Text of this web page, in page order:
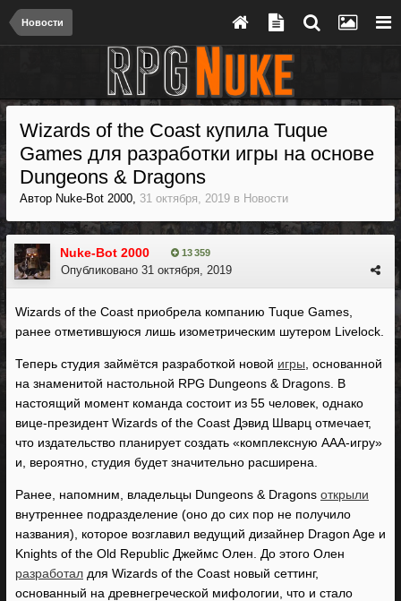
Новости
Wizards of the Coast купила Tuque
Games для разработки игры на основе
Dungeons & Dragons
Автор Nuke-Bot 2000, 31 октября, 2019 в Новости
Nuke-Bot 2000 13 359
Опубликовано 31 октября, 2019
Wizards of the Coast приобрела компанию Tuque Games,
ранее отметившуюся лишь изометрическим шутером Livelock.
Теперь студия займётся разработкой новой игры , основанной
на знаменитой настольной RPG Dungeons & Dragons. В
настоящий момент команда состоит из 55 человек, однако
вице-президент Wizards of the Coast Дэвид Шварц отмечает,
что издательство планирует создать «комплексную AAA-игру»
и, вероятно, студия будет значительно расширена.
Ранее, напомним, владельцы Dungeons & Dragons открыли
внутреннее подразделение (оно до сих пор не получило
названия), которое возглавил ведущий дизайнер Dragon Age и
Knights of the Old Republic Джеймс Олен. До этого Олен
разработал для Wizards of the Coast новый сеттинг,
основанный на древнегреческой мифологии, что и стало